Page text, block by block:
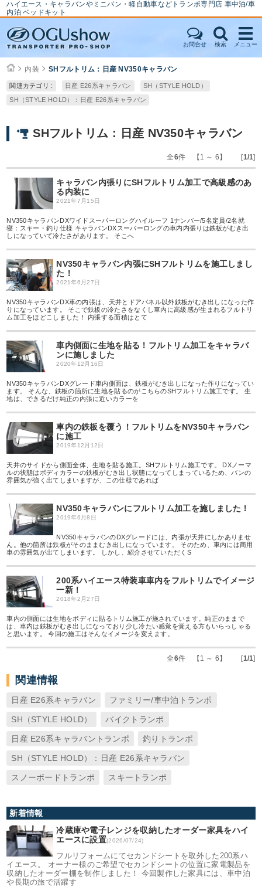
ハイエース・キャラバンやミニバン・軽自動車などトランポ専門店 車中泊/車
内泊 ベッドキット
お問合せ 検索 メニュー
内装 SHフルトリム：日産 NV350キャラバン
関連カテゴリ : 日産 E26系キャラバン
SH（STYLE HOLD）
SH（STYLE HOLD）：日産 E26系キャラバン
SHフルトリム：日産 NV350キャラバン
全6件 【1 ～ 6】 [1/1]
キャラバン内張りにSHフルトリム加工で高級感のあ
る内装に
2021年7月15日
NV350キャラバンDXワイドスーパーロングハイルーフ 1ナンバー/5名定員/2名就
寝：スキー・釣り仕様 キャラバンDXスーパーロングの車内内張りは鉄板がむき出
しになっていて冷たさがあります。 そこへ
NV350キャラバン内張にSHフルトリムを施工しまし
た！
2021年6月27日
NV350キャラバンDX車の内張は、天井とドアパネル以外鉄板がむき出しになった作
りになっています。 そこで鉄板の冷たさをなくし車内に高級感が生まれるフルトリ
ム加工をほどこしました！ 内張する面積はとて
車内側面に生地を貼る！フルトリム加工をキャラバ
ンに施しました
2020年12月16日
NV350キャラバンDXグレード車内側面は、鉄板がむき出しになった作りになってい
ます。 そんな、鉄板の箇所に生地を貼るのがこちらのSHフルトリム施工です。 生
地は、できるだけ純正の内張に近いカラーを
車内の鉄板を覆う！フルトリムをNV350キャラバン
に施工
2019年12月12日
天井のサイドから側面全体、生地を貼る施工。SHフルトリム施工です。 DXノーマ
ルの状態はボディカラーの鉄板がむき出し状態になってしまっているため、バンの
雰囲気が強く出てしまいますが、この仕様であれば
NV350キャラバンにフルトリム加工を施しました！
2019年6月8日
NV350キャラバンのDXグレードには、内張が天井にしかありませ
ん。他の箇所は鉄板がそのままむき出しになっています。 そのため、車内には商用
車の雰囲気が出てしまいます。 しかし、紹介させていただくS
200系ハイエース特装車車内をフルトリムでイメージ
一新！
2018年2月27日
車内の側面には生地をボディに貼るトリム施工が施されています。純正のままで
は、車内は鉄板がむき出しになっており少し冷たい感覚を覚える方もいらっしゃる
と思います。 今回の施工はそんなイメージを変えます。
全6件 【1 ～ 6】 [1/1]
関連情報
日産 E26系キャラバン ファミリー/車中泊トランポ
SH（STYLE HOLD） バイクトランポ
日産 E26系キャラバントランポ 釣りトランポ
SH（STYLE HOLD）：日産 E26系キャラバン
スノーボードトランポ スキートランポ
新着情報
冷蔵庫や電子レンジを収納したオーダー家具をハイ
エースに設置(2026/07/24)
フルリフォームにてセカンドシートを取外した200系ハ
イエース。 オーナー様のご希望でセカンドシートの位置に家電製品を
収納したオーダー棚を制作しました！ 今回製作した家具には、車中泊
や長期の旅で活躍す